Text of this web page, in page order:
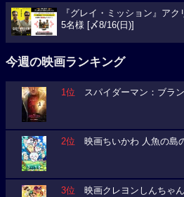
『グレイ・ミッション』アク
5名様 [〆8/16(日)]
今週の映画ランキング
1位 スパイダーマン：ブラ
2位 映画ちいかわ 人魚の島
3位 映画クレヨンしんちゃ